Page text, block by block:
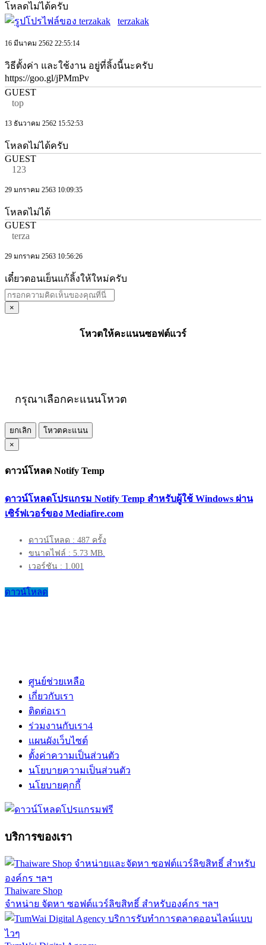
โหลดไม่ได้ครับ
terzakak
16 มีนาคม 2562 22:55:14
วิธีตั้งค่า และใช้งาน อยู่ที่ลิ้งนี้นะครับ
https://goo.gl/jPMmPv
GUEST
top
13 ธันวาคม 2562 15:52:53
โหลดไม่ได้ครับ
GUEST
123
29 มกราคม 2563 10:09:35
โหลดไม่ได้
GUEST
terza
29 มกราคม 2563 10:56:26
เดี๋ยวตอนเย็นแก้ลิ้งให้ใหม่ครับ
×
โหวตให้คะแนนซอฟต์แวร์
กรุณาเลือกคะแนนโหวต
ยกเลิก
โหวตคะแนน
×
ดาวน์โหลด Notify Temp
ดาวน์โหลดโปรแกรม Notify Temp สำหรับผู้ใช้ Windows ผ่าน
เซิร์ฟเวอร์ของ Mediafire.com
ดาวน์โหลด : 487 ครั้ง
ขนาดไฟล์ : 5.73 MB.
เวอร์ชัน : 1.001
ดาวน์โหลด
ศูนย์ช่วยเหลือ
เกี่ยวกับเรา
ติดต่อเรา
ร่วมงานกับเรา4
แผนผังเว็บไซต์
ตั้งค่าความเป็นส่วนตัว
นโยบายความเป็นส่วนตัว
นโยบายคุกกี้
บริการของเรา
Thaiware Shop
จำหน่าย จัดหา ซอฟต์แวร์ลิขสิทธิ์ สำหรับองค์กร ฯลฯ